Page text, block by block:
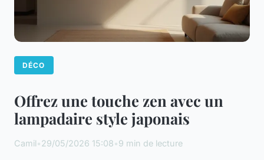
DÉCO
Offrez une touche zen avec un
lampadaire style japonais
Camil•29/05/2026 15:08•9 min de lecture